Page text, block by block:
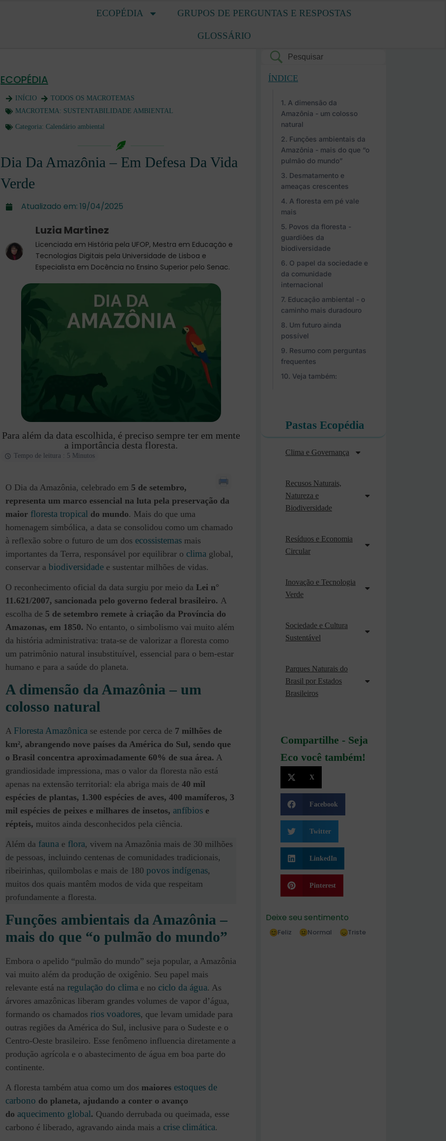
ECOPÉDIA GRUPOS DE PERGUNTAS E RESPOSTAS
GLOSSÁRIO
ECOPÉDIA
INÍCIO
TODOS OS MACROTEMAS
MACROTEMA: SUSTENTABILIDADE AMBIENTAL
Categoria: Calendário ambiental
Dia Da Amazônia – Em Defesa Da Vida
Verde
Atualizado em: 19/04/2025
Luzia Martinez
Licenciada em História pela UFOP, Mestra em Educação e
Tecnologias Digitais pela Universidade de Lisboa e
Especialista em Docência no Ensino Superior pelo Senac.
Para além da data escolhida, é preciso sempre ter em mente
a importância desta floresta.
Tempo de leitura : 5 Minutos
O Dia da Amazônia, celebrado em 5 de setembro,
representa um marco essencial na luta pela preservação da
maior floresta tropical do mundo. Mais do que uma
homenagem simbólica, a data se consolidou como um chamado
à reflexão sobre o futuro de um dos ecossistemas mais
importantes da Terra, responsável por equilibrar o clima global,
conservar a biodiversidade e sustentar milhões de vidas.
O reconhecimento oficial da data surgiu por meio da Lei n°
11.621/2007, sancionada pelo governo federal brasileiro. A
escolha de 5 de setembro remete à criação da Província do
Amazonas, em 1850. No entanto, o simbolismo vai muito além
da história administrativa: trata-se de valorizar a floresta como
um patrimônio natural insubstituível, essencial para o bem-estar
humano e para a saúde do planeta.
A dimensão da Amazônia – um
colosso natural
A Floresta Amazônica se estende por cerca de 7 milhões de
km², abrangendo nove países da América do Sul, sendo que
o Brasil concentra aproximadamente 60% de sua área. A
grandiosidade impressiona, mas o valor da floresta não está
apenas na extensão territorial: ela abriga mais de 40 mil
espécies de plantas, 1.300 espécies de aves, 400 mamíferos, 3
mil espécies de peixes e milhares de insetos, anfíbios e
répteis, muitos ainda desconhecidos pela ciência.
Além da fauna e flora, vivem na Amazônia mais de 30 milhões
de pessoas, incluindo centenas de comunidades tradicionais,
ribeirinhas, quilombolas e mais de 180 povos indígenas,
muitos dos quais mantêm modos de vida que respeitam
profundamente a floresta.
Funções ambientais da Amazônia –
mais do que “o pulmão do mundo”
Embora o apelido “pulmão do mundo” seja popular, a Amazônia
vai muito além da produção de oxigênio. Seu papel mais
relevante está na regulação do clima e no ciclo da água. As
árvores amazônicas liberam grandes volumes de vapor d’água,
formando os chamados rios voadores, que levam umidade para
outras regiões da América do Sul, inclusive para o Sudeste e o
Centro-Oeste brasileiro. Esse fenômeno influencia diretamente a
produção agrícola e o abastecimento de água em boa parte do
continente.
A floresta também atua como um dos maiores estoques de
carbono do planeta, ajudando a conter o avanço
do aquecimento global. Quando derrubada ou queimada, esse
carbono é liberado, agravando ainda mais a crise climática.
ÍNDICE
A dimensão da
Amazônia - um colosso
natural
Funções ambientais da
Amazônia - mais do que “o
pulmão do mundo”
Desmatamento e
ameaças crescentes
A floresta em pé vale
mais
Povos da floresta -
guardiões da
biodiversidade
O papel da sociedade e
da comunidade
internacional
Educação ambiental - o
caminho mais duradouro
Um futuro ainda
possível
Resumo com perguntas
frequentes
Veja também:
Pastas Ecopédia
Clima e Governança
Recusos Naturais,
Natureza e
Biodiversidade
Resíduos e Economia
Circular
Inovação e Tecnologia
Verde
Sociedade e Cultura
Sustentável
Parques Naturais do
Brasil por Estados
Brasileiros
Compartilhe - Seja
Eco você também!
X
Facebook
Twitter
LinkedIn
Pinterest
Deixe seu sentimento
Feliz Normal Triste